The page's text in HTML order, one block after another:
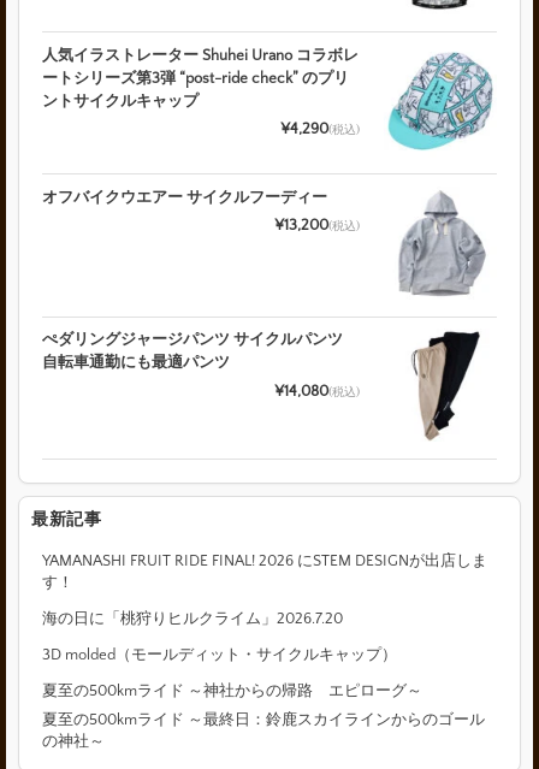
人気イラストレーター Shuhei Urano コラボレ
ートシリーズ第3弾 “post-ride check” のプリ
ントサイクルキャップ
¥4,290(税込)
オフバイクウエアー サイクルフーディー
¥13,200(税込)
ぺダリングジャージパンツ サイクルパンツ
自転車通勤にも最適パンツ
¥14,080(税込)
最新記事
YAMANASHI FRUIT RIDE FINAL! 2026 にSTEM DESIGNが出店しま
す！
海の日に「桃狩りヒルクライム」2026.7.20
3D molded（モールディット・サイクルキャップ）
夏至の500kmライド ～神社からの帰路 エピローグ～
夏至の500kmライド ～最終日：鈴鹿スカイラインからのゴール
の神社～